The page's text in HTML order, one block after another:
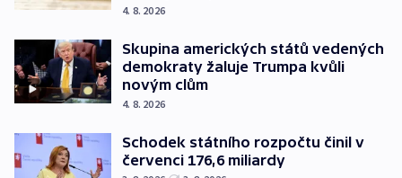
4. 8. 2026
Skupina amerických států vedených
demokraty žaluje Trumpa kvůli
novým clům
4. 8. 2026
Schodek státního rozpočtu činil v
červenci 176,6 miliardy